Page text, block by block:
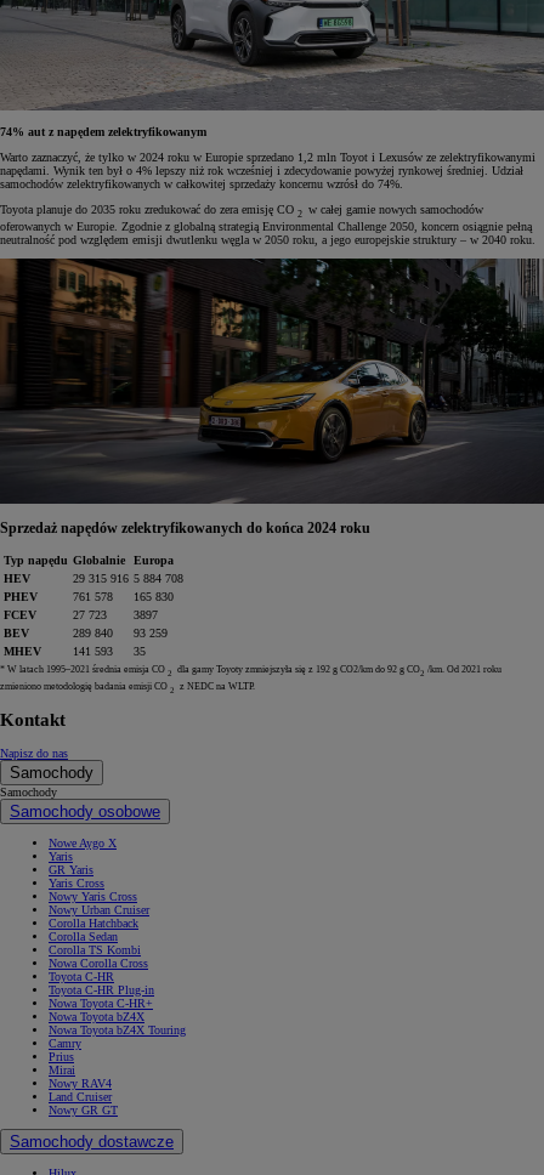
74% aut z napędem zelektryfikowanym
Warto zaznaczyć, że tylko w 2024 roku w Europie sprzedano 1,2 mln Toyot i Lexusów ze zelektryfikowanymi
napędami. Wynik ten był o 4% lepszy niż rok wcześniej i zdecydowanie powyżej rynkowej średniej. Udział
samochodów zelektryfikowanych w całkowitej sprzedaży koncernu wzrósł do 74%.
Toyota planuje do 2035 roku zredukować do zera emisję CO 2 w całej gamie nowych samochodów
oferowanych w Europie. Zgodnie z globalną strategią Environmental Challenge 2050, koncern osiągnie pełną
neutralność pod względem emisji dwutlenku węgla w 2050 roku, a jego europejskie struktury – w 2040 roku.
Sprzedaż napędów zelektryfikowanych do końca 2024 roku
Typ napędu Globalnie
Europa
HEV
29 315 916 5 884 708
PHEV
761 578
165 830
FCEV
27 723
3897
BEV
289 840
93 259
MHEV
141 593 35
* W latach 1995–2021 średnia emisja CO 2 dla gamy Toyoty zmniejszyła się z 192 g CO2/km do 92 g CO2 /km. Od 2021 roku
zmieniono metodologię badania emisji CO 2 z NEDC na WLTP.
Kontakt
Napisz do nas
Samochody
Samochody
Samochody osobowe
Nowe Aygo X
Yaris
GR Yaris
Yaris Cross
Nowy Yaris Cross
Nowy Urban Cruiser
Corolla Hatchback
Corolla Sedan
Corolla TS Kombi
Nowa Corolla Cross
Toyota C-HR
Toyota C-HR Plug-in
Nowa Toyota C-HR+
Nowa Toyota bZ4X
Nowa Toyota bZ4X Touring
Camry
Prius
Mirai
Nowy RAV4
Land Cruiser
Nowy GR GT
Samochody dostawcze